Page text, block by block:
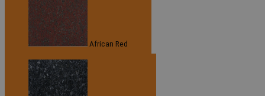
African Red